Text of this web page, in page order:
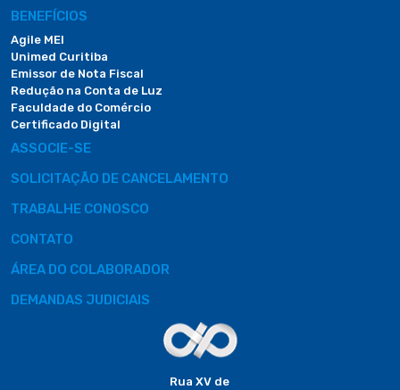
BENEFÍCIOS
Agile MEI
Unimed Curitiba
Emissor de Nota Fiscal
Redução na Conta de Luz
Faculdade do Comércio
Certificado Digital
ASSOCIE-SE
SOLICITAÇÃO DE CANCELAMENTO
TRABALHE CONOSCO
CONTATO
ÁREA DO COLABORADOR
DEMANDAS JUDICIAIS
Rua XV de